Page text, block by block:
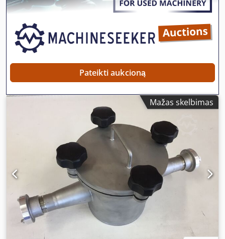
(GMP-compliant). Hot Air Sealing: The version for heat-
sealable tubes uses reliable hot air technology, ensuring
an aesthetically pleasing and durable seal. Intuitive
Operation: The control panel allows quick parameter
changes and easy switching between stored recipes.
Machine Dimensions and Ergonomics The JTB-40 Fenix
tube filling machine impresses with its compact, well-
designed construction, facilitating integration into existing
lines: Height: 1.9 m Length: 1.7 m Width: 1.3 m Inspection
and Contact The JTB-40 Fenix is available for immediate
viewing and test filling under production conditions at our
company site. Contact us to arrange an appointment!
Seller Contact Details: Jedliński Packaging sp. z o.o. ul.
Wodna 3, 05-090 Raszyn, Poland Location: Machine
available for inspection and testing at company facility.
Don’t miss this opportunity! Invest in a new standard of
packaging with the JTB-40 Fenix automatic tube filling
laikas: apie 80 000 vamzdžių. Dokumentacija yra. Galima
Pateikti aukcioną
Mažas skelbimas